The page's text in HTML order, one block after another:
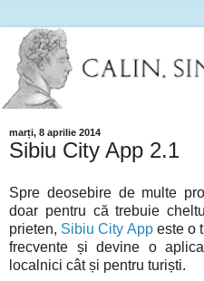
marți, 8 aprilie 2014
Sibiu City App 2.1
Spre deosebire de multe
doar pentru că trebuie
prieten, Sibiu City Appeste o
frecvente și devine o
localnici cât și pentru turiști.